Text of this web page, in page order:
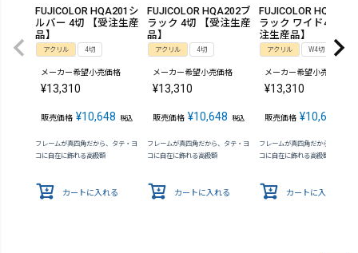
FUJICOLOR HQA201シ
ルバー 4切 【受注生産
品】
アクリル 4切
メーカー希望小売価格
¥13,310
販売価格 ¥10,648 税込
フレームが真四角だから、タテ・ヨ
コに自在に飾れる高級額
カートに入れる
FUJICOLOR HQA202ブ
ラック 4切 【受注生産
品】
アクリル 4切
メーカー希望小売価格
¥13,310
販売価格 ¥10,648 税込
フレームが真四角だから、タテ・ヨ
コに自在に飾れる高級額
カートに入れる
FUJICOLOR HQA202
ラック ワイド4切 【
注生産品】
アクリル W4切
メーカー希望小売価格
¥13,310
販売価格 ¥10,648
フレームが真四角だから、タテ・
コに自在に飾れる高級額
カートに入れる